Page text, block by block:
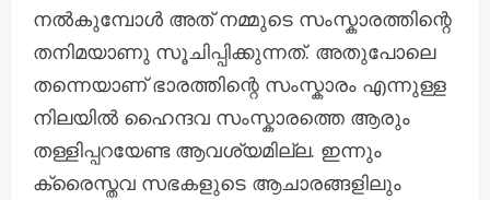
നൽകുമ്പോൾ അത് നമ്മുടെ സംസ്കാരത്തിന്റെ
തനിമയാണു സൂചിപ്പിക്കുന്നത്. അതുപോലെ
തന്നെയാണ് ഭാരത്തിന്റെ സംസ്ക‌ാരം എന്നുള്ള
നിലയിൽ ഹൈന്ദവ സംസ്കാരത്തെ ആരും
തള്ളിപ്പറയേണ്ട ആവശ്യമില്ല. ഇന്നും
ക്രൈസ്ത‌വ സഭകളുടെ ആചാരങ്ങളിലും